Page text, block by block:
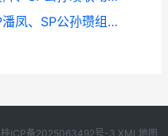
《三国志·战略版》争洛阳SP潘凤、SP公孙瓒组合队伍主推 《三国志·战略版》客服电话
桂ICP备2025063492号-3 XML地图